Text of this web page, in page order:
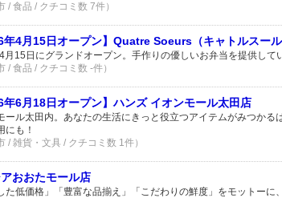
/ 食品 / クチコミ数 7件）
年4月15日オープン】Quatre Soeurs（キャトルスール
月15日にグランドオープン。手作りの優しいお弁当を提供して
/ 食品 / クチコミ数 -件）
年6月18日オープン】ハンズ イオンモール太田店
ール太田内。あなたの生活にきっと役立つアイテムがみつかる
にも！
/ 雑貨・文具 / クチコミ数 1件）
おおたモール店
た低価格」「豊富な品揃え」「こだわりの鮮度」をモットーに